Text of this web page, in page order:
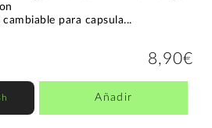
cambiable para capsula...
8,90€
Añadir